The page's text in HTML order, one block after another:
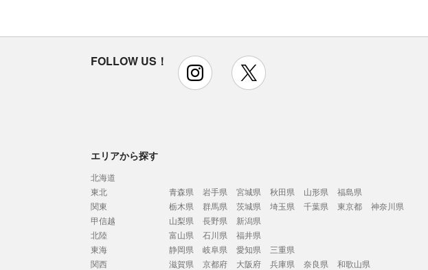
FOLLOW US！ instagram
エリアから探す
北海道
東北
青森県 岩手県 宮城県 秋田県 山形県
福島県
関東
栃木県 群馬県 茨城県 埼玉県 千葉県 東京都
神奈川県
甲信越
山梨県 長野県
新潟県
北陸
富山県 石川県
福井県
東海
静岡県 岐阜県 愛知県
三重県
関西
滋賀県 京都府 大阪府 兵庫県 奈良県
和歌山県